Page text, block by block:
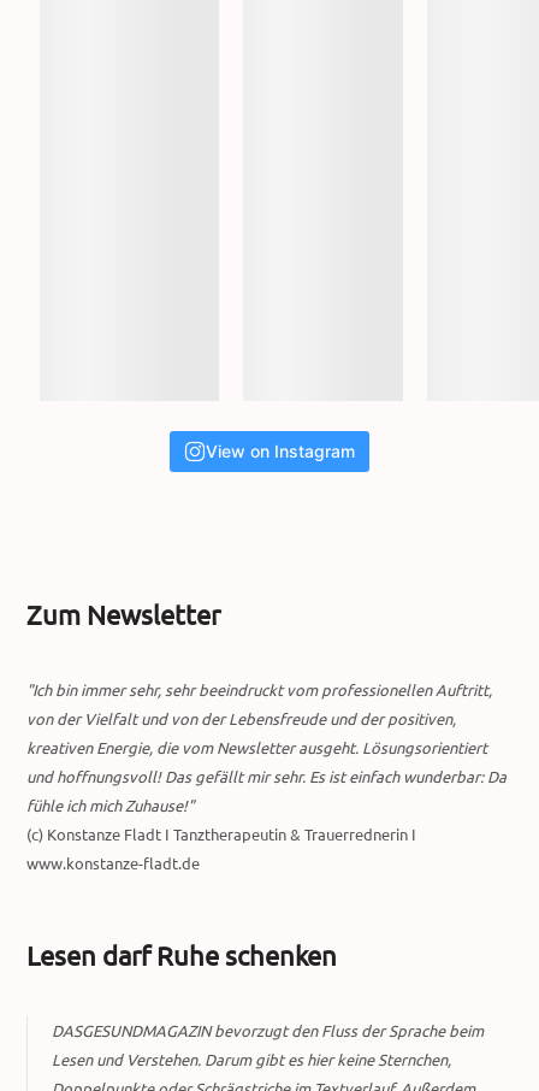
View on Instagram
Zum Newsletter
"Ich bin immer sehr, sehr beeindruckt vom professionellen Auftritt,
von der Vielfalt und von der Lebensfreude und der positiven,
kreativen Energie, die vom Newsletter ausgeht. Lösungsorientiert
und hoffnungsvoll! Das gefällt mir sehr. Es ist einfach wunderbar: Da
fühle ich mich Zuhause!"
(c) Konstanze Fladt I Tanztherapeutin & Trauerrednerin I
www.konstanze-fladt.de
Lesen darf Ruhe schenken
DASGESUNDMAGAZIN bevorzugt den Fluss der Sprache beim
Lesen und Verstehen. Darum gibt es hier keine Sternchen,